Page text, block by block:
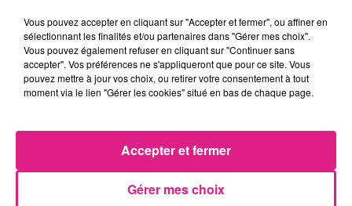
Officiel : le lac de Madine reporte son feu d’artifice
4 août 2026
Eclipse Solaire du 12 août : où voir ce phénomène en Lorraine ?
31 juillet 2026
Chalets de Noël solidaires : la ville de Metz lance un appel à...
Vosges : les feux d’artifice de Gérardmer sont annulés
Vous pouvez accepter en cliquant sur "Accepter et fermer", ou affiner en
sélectionnant les finalités et/ou partenaires dans "Gérer mes choix".
Vous pouvez également refuser en cliquant sur "Continuer sans
accepter". Vos préférences ne s'appliqueront que pour ce site. Vous
pouvez mettre à jour vos choix, ou retirer votre consentement à tout
moment via le lien "Gérer les cookies" situé en bas de chaque page.
Gérer mes choix
Accepter et fermer